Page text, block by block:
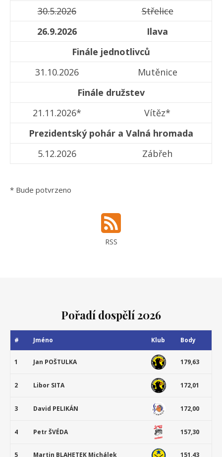
30.5.2026
Střelice
26.9.2026
Ilava
Finále jednotlivců
31.10.2026
Mutěnice
Finále družstev
21.11.2026*
Vítěz*
Prezidentský pohár a Valná hromada
5.12.2026
Zábřeh
* Bude potvrzeno
RSS
Pořadí dospělí 2026
# Jméno Klub Body
1 Jan POŠTULKA 179,63
2 Libor SITA 172,01
3 David PELIKÁN 172,00
4 Petr ŠVÉDA 157,30
5 Martin BLAHETEK Michálek 151,43